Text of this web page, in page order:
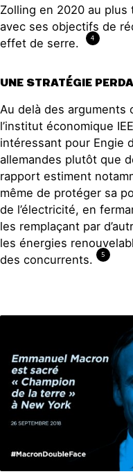
Zolling en 2020 au plus
avec ses objectifs de
effet de serre.
4
UNE STRATÉGIE
Au delà des arguments
l’institut économique
intéressant pour Engie
allemandes plutôt que
rapport estiment
même de protéger sa
de l’électricité, en
les remplaçant par
les énergies
des concurrents.
5